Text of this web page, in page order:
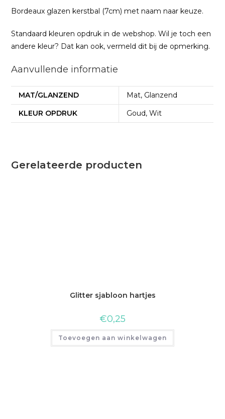
Bordeaux glazen kerstbal (7cm) met naam naar keuze.
Standaard kleuren opdruk in de webshop. Wil je toch een
andere kleur? Dat kan ook, vermeld dit bij de opmerking.
Aanvullende informatie
MAT/GLANZEND
Mat, Glanzend
KLEUR OPDRUK
Goud, Wit
Gerelateerde producten
Glitter sjabloon hartjes
€0,25
Toevoegen aan winkelwagen